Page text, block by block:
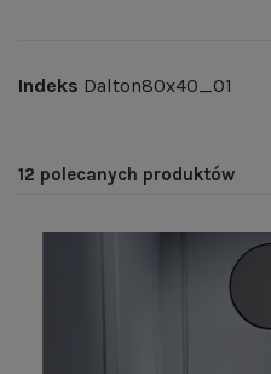
Indeks Dalton80x40_01
12 polecanych produktów